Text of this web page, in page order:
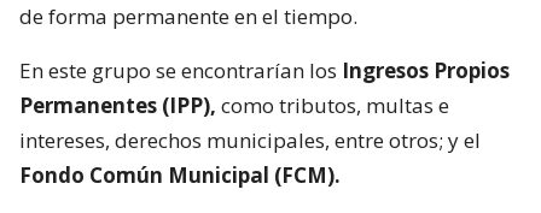
de forma permanente en el tiempo.
En este grupo se encontrarían los Ingresos Propios
Permanentes (IPP), como tributos, multas e
intereses, derechos municipales, entre otros; y el
Fondo Común Municipal (FCM).